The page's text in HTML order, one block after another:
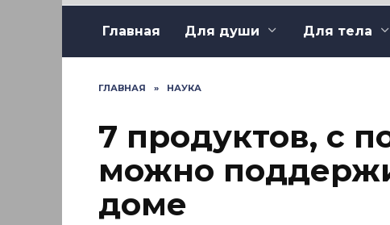
Главная Для души Для тела
ГЛАВНАЯ » НАУКА
7 продуктов, с
можно
доме